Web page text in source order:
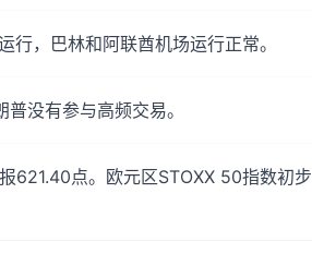
行，巴林和阿联酋机场运行正常。
没有参与高频交易。
621.40点。欧元区STOXX 50指数初步